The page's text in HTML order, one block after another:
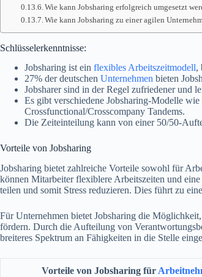
Wie kann Jobsharing erfolgreich umgesetzt
Wie kann Jobsharing zu einer agilen
Schlüsselerkenntnisse:
Jobsharing ist ein flexibles Arbeitszeitmodell,
27% der deutschen Unternehmen bieten
Jobsharer sind in der Regel zufriedener und
Es gibt verschiedene Jobsharing-Modelle
Crossfunctional/Crosscompany Tandems.
Die Zeiteinteilung kann von einer 50/50-
Vorteile von Jobsharing
Jobsharing bietet zahlreiche Vorteile sowohl für
können Mitarbeiter flexiblere Arbeitszeiten und eine
teilen und somit Stress reduzieren. Dies führt zu
Für Unternehmen bietet Jobsharing die
fördern. Durch die Aufteilung von
breiteres Spektrum an Fähigkeiten in die Stelle
Vorteile von Jobsharing für